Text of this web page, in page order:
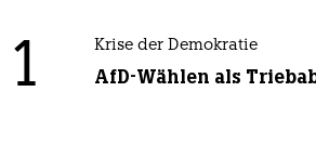
1 Krise der Demokratie
AfD-Wählen als